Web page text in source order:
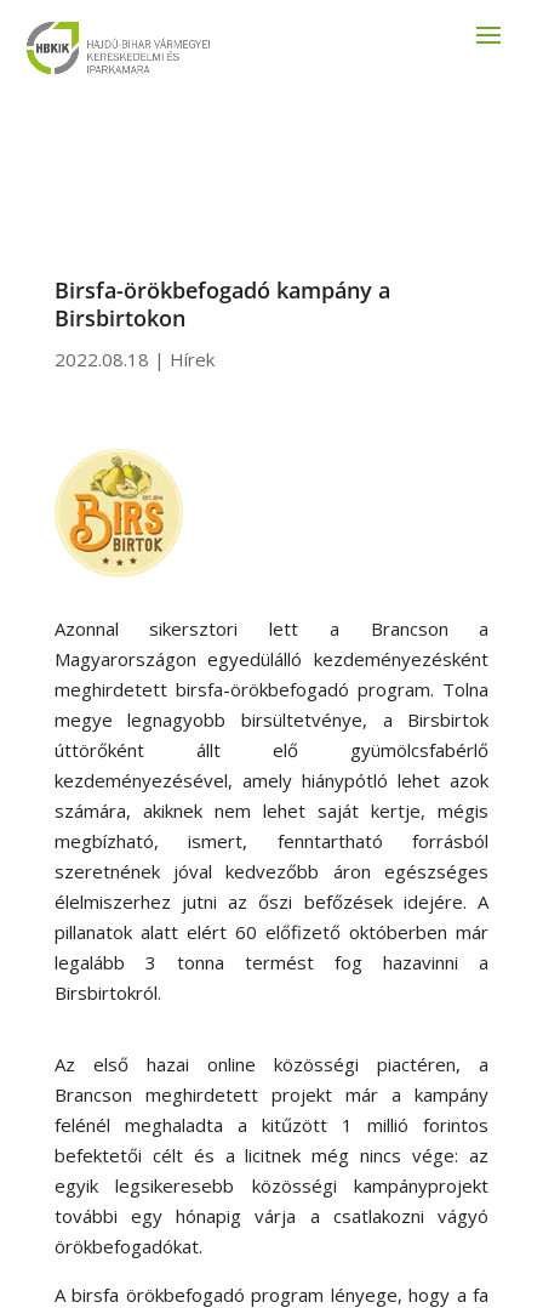
Birsfa-örökbefogadó kampány a
Birsbirtokon
2022.08.18 | Hírek
Azonnal sikersztori lett a Brancson a
Magyarországon egyedülálló kezdeményezésként
meghirdetett birsfa-örökbefogadó program. Tolna
megye legnagyobb birsültetvénye, a Birsbirtok
úttörőként állt elő gyümölcsfabérlő
kezdeményezésével, amely hiánypótló lehet azok
számára, akiknek nem lehet saját kertje, mégis
megbízható, ismert, fenntartható forrásból
szeretnének jóval kedvezőbb áron egészséges
élelmiszerhez jutni az őszi befőzések idejére. A
pillanatok alatt elért 60 előfizető októberben már
legalább 3 tonna termést fog hazavinni a
Birsbirtokról.
Az első hazai online közösségi piactéren, a
Brancson meghirdetett projekt már a kampány
felénél meghaladta a kitűzött 1 millió forintos
befektetői célt és a licitnek még nincs vége: az
egyik legsikeresebb közösségi kampányprojekt
további egy hónapig várja a csatlakozni vágyó
örökbefogadókat.
A birsfa örökbefogadó program lényege, hogy a fa